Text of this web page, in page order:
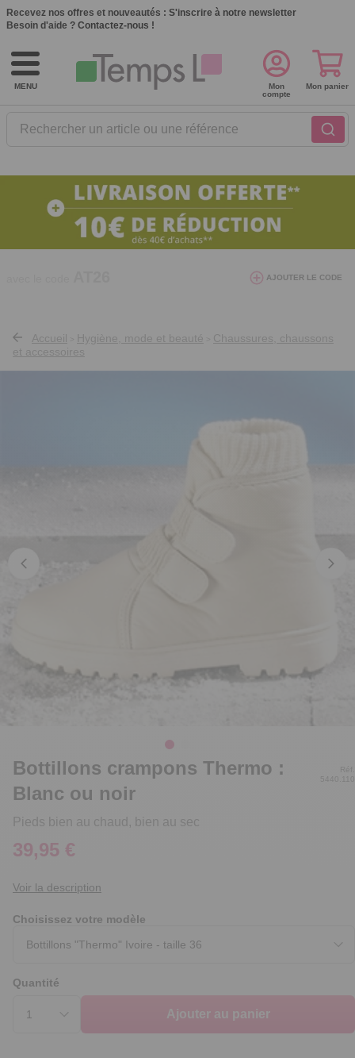
Recevez nos offres et nouveautés : S'inscrire à notre newsletter
Besoin d'aide ? Contactez-nous !
MENU
Rechercher un article ou une référence
Mon
compte
Mon panier
10€ de réduction dès 40€ d'achat. Offre
valable du 03/08/2026 au 12/08/2026.
AJOUTER LE CODE
Accueil Hygiène, mode et beauté
Chaussures, chaussons
et accessoires
Bottillons crampons Thermo :
Blanc ou noir
Pieds bien au chaud, bien au sec
Réf.
39,95 €
Voir la description
Choisissez votre modèle
Quantité
Ajouter au panier